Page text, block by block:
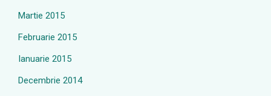
Martie 2015
Februarie 2015
Ianuarie 2015
Decembrie 2014